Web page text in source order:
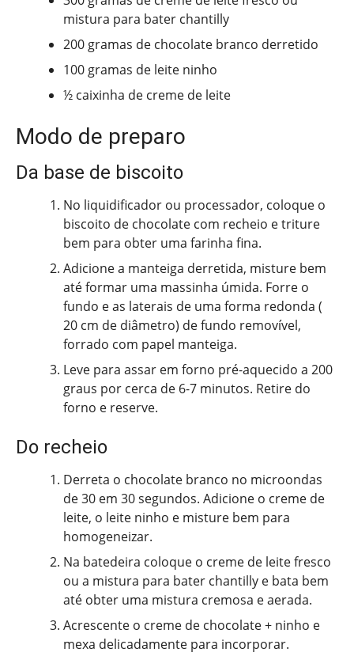
mistura para bater chantilly
200 gramas de chocolate branco derretido
100 gramas de leite ninho
½ caixinha de creme de leite
Modo de preparo
Da base de biscoito
No liquidificador ou processador, coloque o
biscoito de chocolate com recheio e triture
bem para obter uma farinha fina.
Adicione a manteiga derretida, misture bem
até formar uma massinha úmida. Forre o
fundo e as laterais de uma forma redonda (
20 cm de diâmetro) de fundo removível,
forrado com papel manteiga.
Leve para assar em forno pré-aquecido a 200
graus por cerca de 6-7 minutos. Retire do
forno e reserve.
Do recheio
Derreta o chocolate branco no microondas
de 30 em 30 segundos. Adicione o creme de
leite, o leite ninho e misture bem para
homogeneizar.
Na batedeira coloque o creme de leite fresco
ou a mistura para bater chantilly e bata bem
até obter uma mistura cremosa e aerada.
Acrescente o creme de chocolate + ninho e
mexa delicadamente para incorporar.